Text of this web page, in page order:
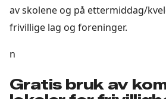
av skolene og på ettermiddag/
frivillige lag og foreninger.
n
Gratis bruk av